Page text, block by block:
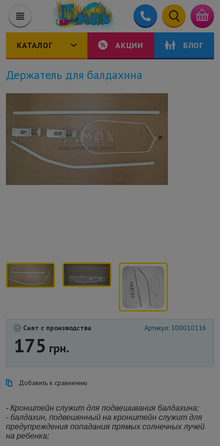
КАТАЛОГ АКЦИИ БЛОГ
Держатель для балдахина
Снят с производства Артикул: 100010116
175 грн.
Добавить к сравнению
- Кронштейн служит для подвешивания балдахина;
- балдахин, подвешенный на кронштейн служит для
предупреждения попадания прямых солнечных лучей
на ребенка;